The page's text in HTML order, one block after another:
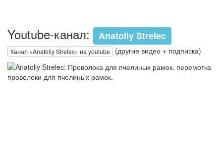
Youtube-канал: Anatoliy Strelec
Канал «Anatoliy Strelec» на youtube (другие видео + подписка)